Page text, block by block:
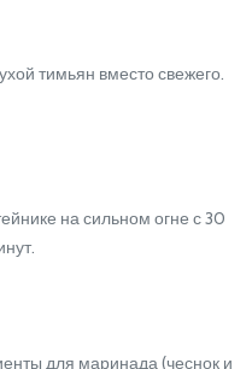
тимьян вместо свежего.
на сильном огне с 30
для маринада (чеснок и